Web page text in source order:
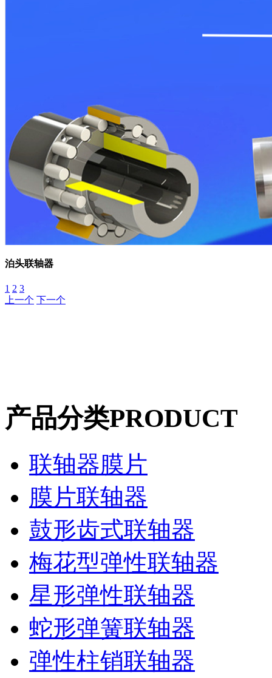
泊头联轴器
1 2 3
上一个 下一个
产品分类PRODUCT
联轴器膜片
膜片联轴器
鼓形齿式联轴器
梅花型弹性联轴器
星形弹性联轴器
蛇形弹簧联轴器
弹性柱销联轴器